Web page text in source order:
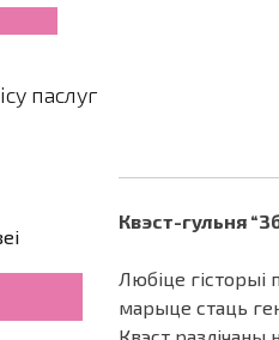
паслуг
Квэст-гульня
Любіце гісторыі
марыце стаць